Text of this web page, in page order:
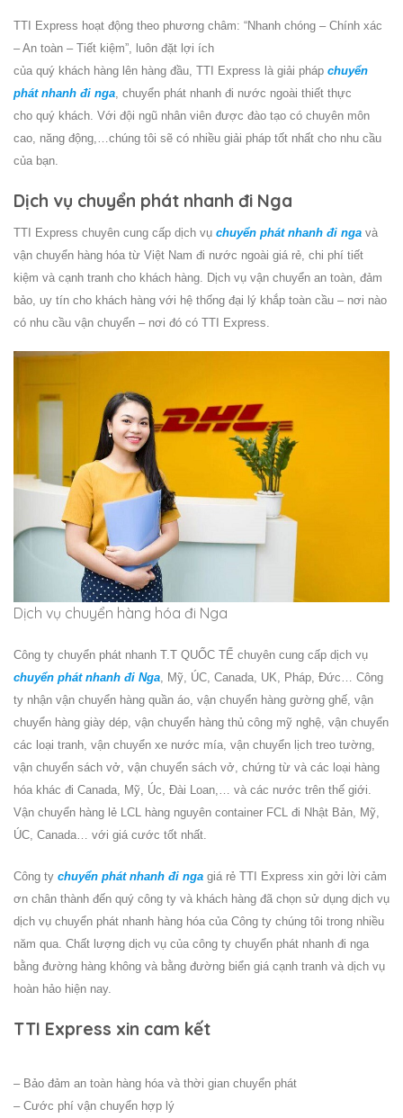
TTI Express hoạt động theo phương châm: “Nhanh chóng – Chính xác
– An toàn – Tiết kiệm”, luôn đặt lợi ích
của quý khách hàng lên hàng đầu, TTI Express là giải pháp chuyển
phát nhanh đi nga, chuyển phát nhanh đi nước ngoài thiết thực
cho quý khách. Với đội ngũ nhân viên được đào tạo có chuyên môn
cao, năng động,…chúng tôi sẽ có nhiều giải pháp tốt nhất cho nhu cầu
của bạn.
Dịch vụ chuyển phát nhanh đi Nga
TTI Express chuyên cung cấp dịch vụ chuyển phát nhanh đi nga và
vận chuyển hàng hóa từ Việt Nam đi nước ngoài giá rẻ, chi phí tiết
kiệm và cạnh tranh cho khách hàng. Dịch vụ vận chuyển an toàn, đảm
bảo, uy tín cho khách hàng với hệ thống đại lý khắp toàn cầu – nơi nào
có nhu cầu vận chuyển – nơi đó có TTI Express.
Dịch vụ chuyển hàng hóa đi Nga
Công ty chuyển phát nhanh T.T QUỐC TẾ chuyên cung cấp dịch vụ
chuyển phát nhanh đi Nga, Mỹ, ÚC, Canada, UK, Pháp, Đức… Công
ty nhận vận chuyển hàng quần áo, vận chuyển hàng gường ghế, vận
chuyển hàng giày dép, vận chuyển hàng thủ công mỹ nghệ, vận chuyển
các loại tranh, vận chuyển xe nước mía, vận chuyển lịch treo tường,
vận chuyển sách vở, vận chuyển sách vở, chứng từ và các loại hàng
hóa khác đi Canada, Mỹ, Úc, Đài Loan,… và các nước trên thế giới.
Vận chuyển hàng lẻ LCL hàng nguyên container FCL đi Nhật Bản, Mỹ,
ÚC, Canada… với giá cước tốt nhất.
Công ty chuyển phát nhanh đi nga giá rẻ TTI Express xin gởi lời cảm
ơn chân thành đến quý công ty và khách hàng đã chọn sử dụng dịch vụ
dịch vụ chuyển phát nhanh hàng hóa của Công ty chúng tôi trong nhiều
năm qua. Chất lượng dịch vụ của công ty chuyển phát nhanh đi nga
bằng đường hàng không và bằng đường biển giá cạnh tranh và dịch vụ
hoàn hảo hiện nay.
TTI Express xin cam kết
– Bảo đảm an toàn hàng hóa và thời gian chuyển phát
– Cước phí vận chuyển hợp lý